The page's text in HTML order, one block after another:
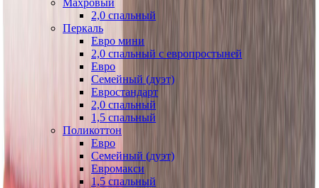
2,0 спальный
Перкаль
Евро мини
2,0 спальный с европростыней
Евро
Семейный (дуэт)
Евростандарт
2,0 спальный
1,5 спальный
Поликоттон
Евро
Семейный (дуэт)
Евромакси
1,5 спальный